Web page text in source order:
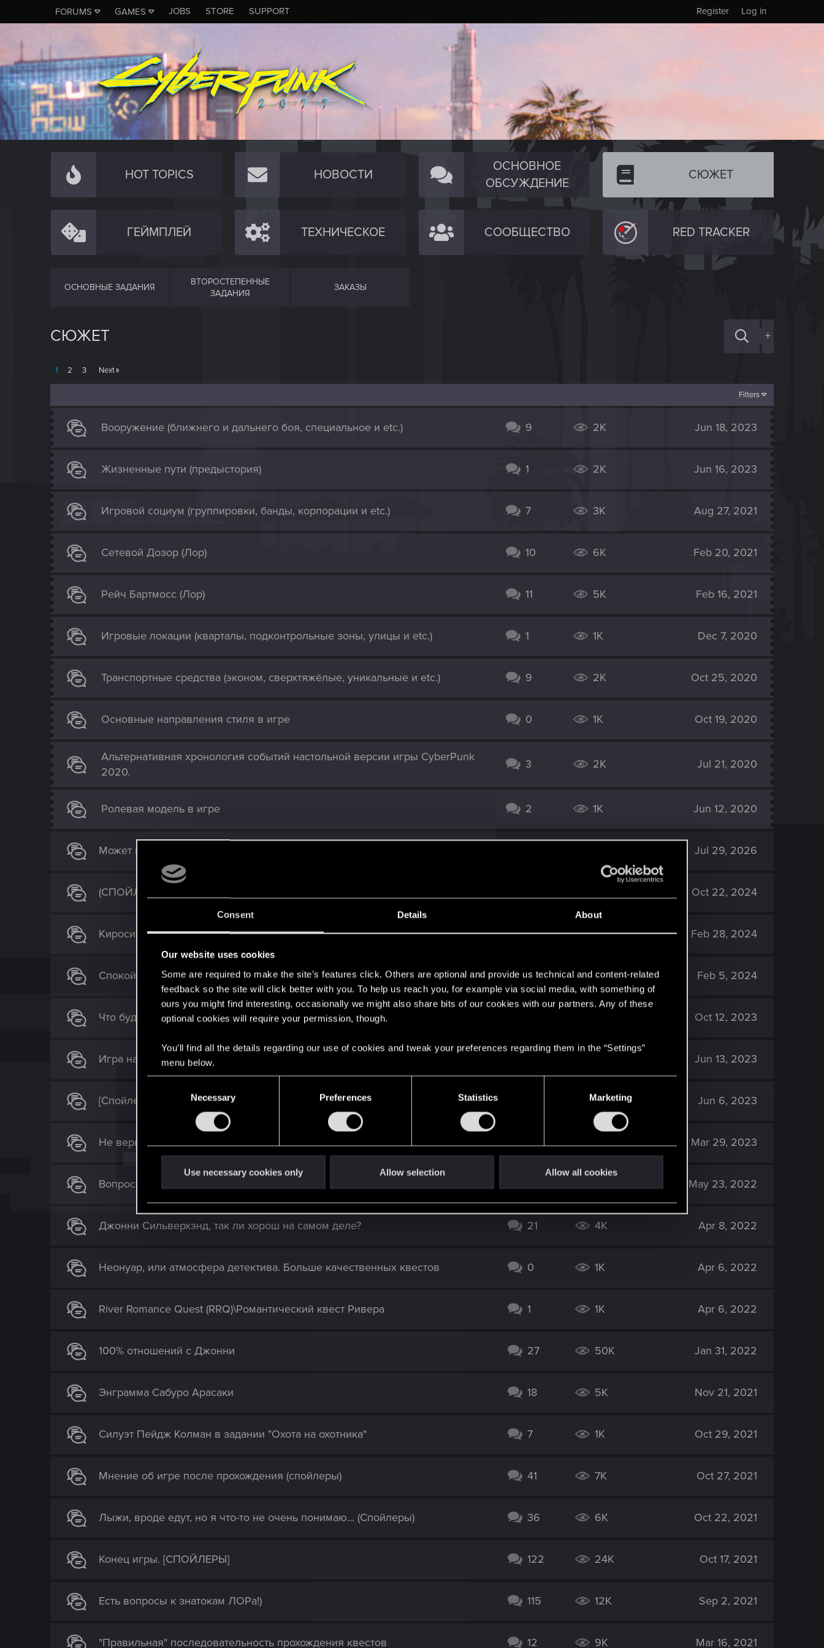
Consent Details About
Our website uses cookies
Some are required to make the site’s features click. Others are optional and provide us technical and content-related
feedback so the site will click better with you. To help us reach you, for example via social media, with something of
ours you might find interesting, occasionally we might also share bits of our cookies with our partners. Any of these
optional cookies will require your permission, though.
You’ll find all the details regarding our use of cookies and tweak your preferences regarding them in the “Settings”
menu below.
e
l
e
i
Necessary Preferences Statistics Marketing
Use necessary cookies only Allow selection Allow all cookies
FORUMS GAMES JOBS STORE SUPPORT Log in
Register
HOT TOPICS НОВОСТИ
ОСНОВНОЕ
ОБСУЖДЕНИЕ
СЮЖЕТ
ГЕЙМПЛЕЙ ТЕХНИЧЕСКОЕ СООБЩЕСТВО RED TRACKER
ОСНОВНЫЕ ЗАДАНИЯ
ВТОРОСТЕПЕННЫЕ
ЗАДАНИЯ
ЗАКАЗЫ
СЮЖЕТ +
1 2 3 Next
Filters
Вооружение (ближнего и дальнего боя, специальное и etc.) 9 2K Jun 18, 2023
Жизненные пути (предыстория) 1 2K Jun 16, 2023
Игровой социум (группировки, банды, корпорации и etc.) 7 3K Aug 27, 2021
Сетевой Дозор (Лор) 10 6K Feb 20, 2021
Рейч Бартмосс (Лор) 11 5K Feb 16, 2021
Игровые локации (кварталы, подконтрольные зоны, улицы и etc.) 1 1K Dec 7, 2020
Транспортные средства (эконом, сверхтяжёлые, уникальные и etc.) 9 2K Oct 25, 2020
Основные направления стиля в игре 0 1K Oct 19, 2020
Альтернативная хронология событий настольной версии игры CyberPunk
2020.
3 2K Jul 21, 2020
Ролевая модель в игре 2 1K Jun 12, 2020
Может мне кто-то пояснить следующий феномен? (спойлеры) Jul 29, 2026
(СПОЙЛЕРЫ) Рассуждение/предположение о будущих DLC. Oct 22, 2024
Кироси зло? 6 2K Feb 28, 2024
Спокойной ночи, Валери! 0 715 Feb 5, 2024
Что будет если идти только по сюжету? Oct 12, 2023
Игра на 10 из 10 (осторожно, спойлеры) Jun 13, 2023
[Спойлеры] САМАЯ ПРАВИЛЬНАЯ КОНЦОВКА? 12K Jun 6, 2023
Не вернуться в город мечты после титров 3 2K Mar 29, 2023
Вопрос к энтузиастам и исследователям. May 23, 2022
Джонни Сильверхэнд, так ли хорош на самом деле? 21 4K Apr 8, 2022
Неонуар, или атмосфера детектива. Больше качественных квестов 0 1K Apr 6, 2022
River Romance Quest (RRQ)\Романтический квест Ривера 1 1K Apr 6, 2022
100% отношений с Джонни 27 50K Jan 31, 2022
Энграмма Сабуро Арасаки 18 5K Nov 21, 2021
Силуэт Пейдж Колман в задании "Охота на охотника" 7 1K Oct 29, 2021
Мнение об игре после прохождения (спойлеры) 41 7K Oct 27, 2021
Лыжи, вроде едут, но я что-то не очень понимаю... (Спойлеры) 36 6K Oct 22, 2021
Конец игры. [СПОЙЛЕРЫ] 122 24K Oct 17, 2021
Есть вопросы к знатокам ЛОРа!) 115 12K Sep 2, 2021
"Правильная" последовательность прохождения квестов 12 9K Mar 16, 2021